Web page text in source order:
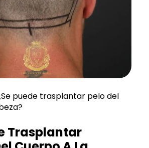
puede trasplantar pelo del
Trasplantar